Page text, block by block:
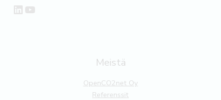
LinkedIn
YouTube
Meistä
OpenCO2net Oy
Referenssit